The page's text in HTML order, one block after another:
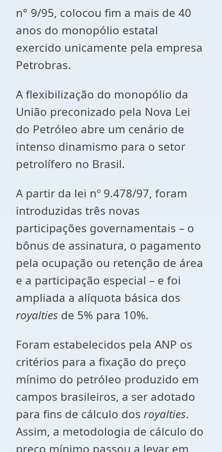
n° 9/95, colocou fim a mais de 40
anos do monopólio estatal
exercido unicamente pela empresa
Petrobras.
A flexibilização do monopólio da
União preconizado pela Nova Lei
do Petróleo abre um cenário de
intenso dinamismo para o setor
petrolífero no Brasil.
A partir da lei nº 9.478/97, foram
introduzidas três novas
participações governamentais – o
bônus de assinatura, o pagamento
pela ocupação ou retenção de área
e a participação especial – e foi
ampliada a alíquota básica dos
royalties de 5% para 10%.
Foram estabelecidos pela ANP os
critérios para a fixação do preço
mínimo do petróleo produzido em
campos brasileiros, a ser adotado
para fins de cálculo dos royalties.
Assim, a metodologia de cálculo do
preço mínimo passou a levar em